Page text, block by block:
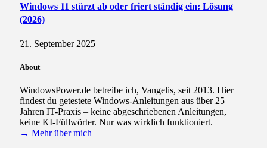
Windows 11 stürzt ab oder friert ständig ein: Lösung
(2026)
21. September 2025
About
WindowsPower.de betreibe ich, Vangelis, seit 2013. Hier
findest du getestete Windows-Anleitungen aus über 25
Jahren IT-Praxis – keine abgeschriebenen Anleitungen,
keine KI-Füllwörter. Nur was wirklich funktioniert.
→ Mehr über mich